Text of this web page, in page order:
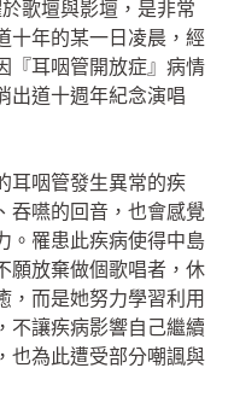
歌壇與影壇，是非常
十年的某一日凌晨，經
『耳咽管開放症』病情
出道十週年紀念演唱
耳咽管發生異常的疾
吞嚥的回音，也會感覺
。罹患此疾病使得中島
願放棄做個歌唱者，休
，而是她努力學習利用
不讓疾病影響自己繼續
也為此遭受部分嘲諷與